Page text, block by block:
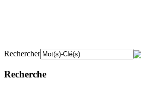
Rechercher
Recherche